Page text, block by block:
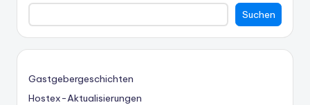
Suchen
Gastgebergeschichten
Hostex-Aktualisierungen